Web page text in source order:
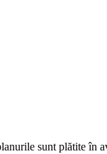
sunt plătite în